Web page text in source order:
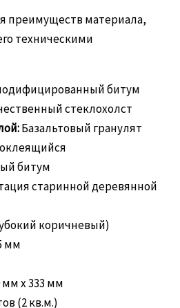
преимуществ материала,
техническими
битум
стеклохолст
Базальтовый гранулят
битум
старинной деревянной
коричневый)
мм
мм х 333 мм
(2 кв.м.)